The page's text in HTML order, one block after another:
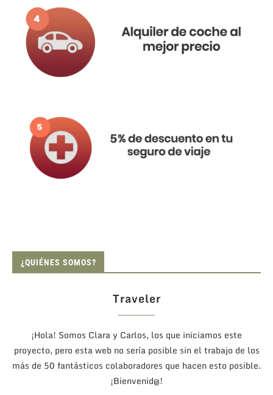
¿QUIÉNES SOMOS?
Traveler
¡Hola! Somos Clara y Carlos, los que iniciamos este
proyecto, pero esta web no sería posible sin el trabajo de los
más de 50 fantásticos colaboradores que hacen esto posible.
¡Bienvenid@!